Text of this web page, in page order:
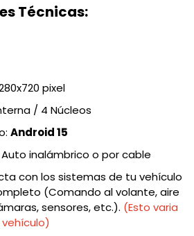
Técnicas:
pixel
/ 4 Núcleos
Android 15
inalámbrico o por cable
con los sistemas de tu vehículo
(Comando al volante, aire
sensores, etc.). (Esto varia